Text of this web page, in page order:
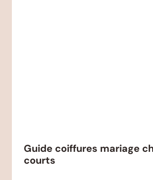
Guide coiffures mariage
courts